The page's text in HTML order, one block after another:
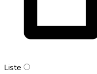
Liste